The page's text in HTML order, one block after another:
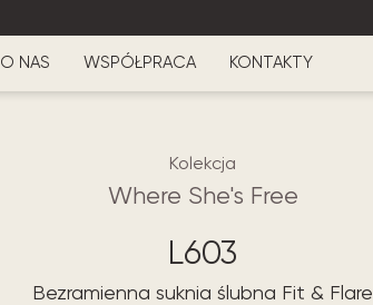
O NAS WSPÓŁPRACA KONTAKTY
Kolekcja
Where She's Free
L603
Bezramienna suknia ślubna Fit & Flare